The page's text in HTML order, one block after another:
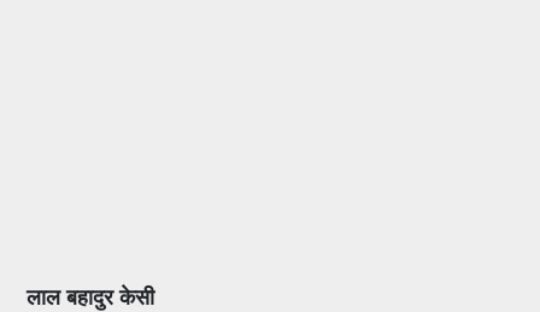
लाल बहादुर केसी